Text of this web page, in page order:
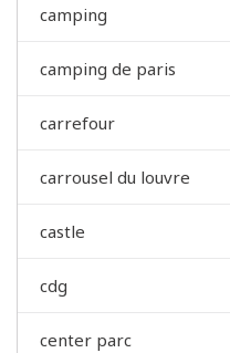
camping
camping de paris
carrefour
carrousel du louvre
castle
cdg
center parc